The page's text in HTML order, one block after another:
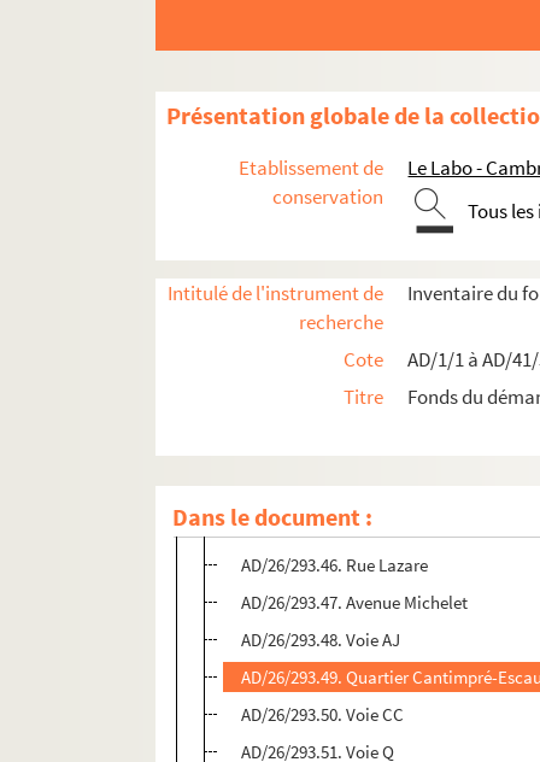
Présentation globale de la
Etablissement de
conservation
Le Labo -
Tous
Intitulé de l'instrument de
recherche
Inventaire du
Cote
AD/1/1 à AD/
Titre
Fonds du
Dans le document :
AD/26/293.34. Ilot allée Saint-Roch
AD/26/293.36. Voie CA
AD/26/293.37. Boulevard Dupleix
AD/26/293.38. Boulevard extérieur H
AD/26/293.39. Voie V' et V
AD/26/293.43. Voie BX
AD/26/293.44. Voie départementale n°26
AD/26/293.45. Voie CB
AD/26/293.46. Rue Lazare
AD/26/293.47. Avenue Michelet
AD/26/293.48. Voie AJ
AD/26/293.49. Quartier Cantimpré-
AD/26/293.50. Voie CC
AD/26/293.51. Voie Q